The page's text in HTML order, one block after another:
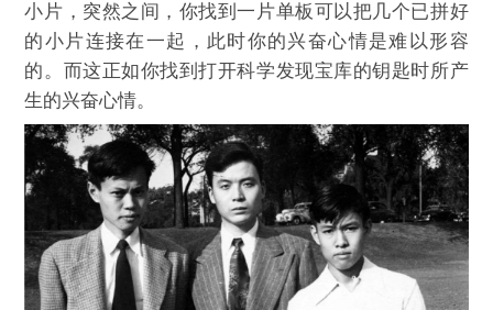
小片，突然之间，你找到一片单板可以把几个已拼好
的小片连接在一起，此时你的兴奋心情是难以形容
的。而这正如你找到打开科学发现宝库的钥匙时所产
生的兴奋心情。